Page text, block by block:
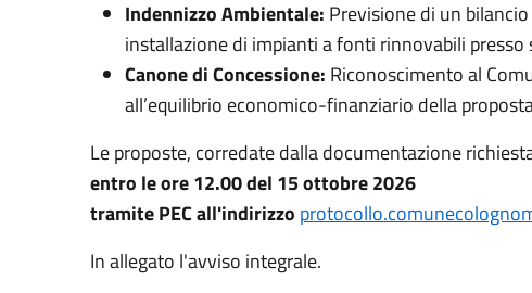
Indennizzo Ambientale: Previsione di un
installazione di impianti a fonti rinnovabili
Canone di Concessione: Riconoscimento al
all’equilibrio economico-finanziario della
Le proposte, corredate dalla documentazione
entro le ore 12.00 del 15 ottobre 2026
tramite PEC all'indirizzo
In allegato l'avviso integrale.